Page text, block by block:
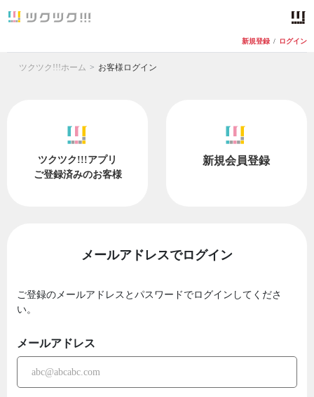
新規登録 / ログイン
ツクツク!!!ホーム お客様ログイン
ツクツク!!!アプリ
ご登録済みのお客様
新規会員登録
メールアドレスでログイン
ご登録のメールアドレスとパスワードでログインしてくださ
い。
メールアドレス